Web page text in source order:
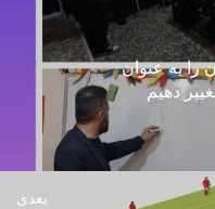
را به عنوان
دهیم
بعدی